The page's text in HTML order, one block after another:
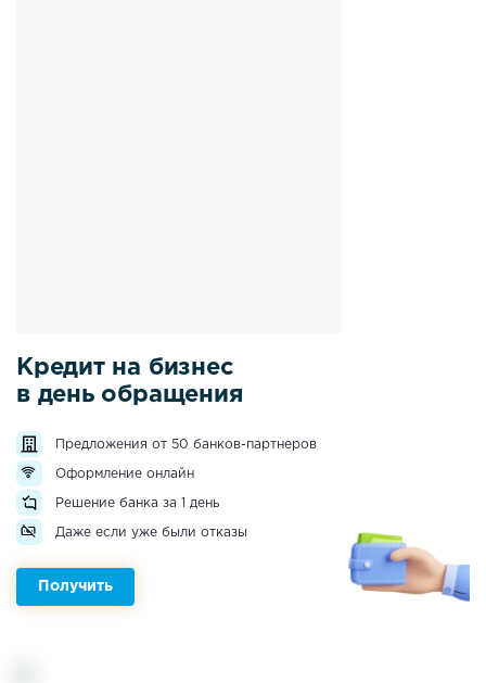
Кредит на бизнес
в день обращения
Предложения от 50 банков-партнеров
Оформление онлайн
Решение банка за 1 день
Даже если уже были отказы
Получить